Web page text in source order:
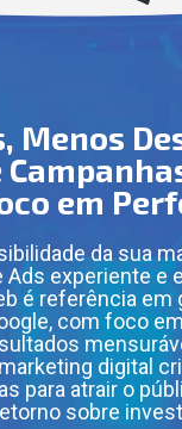
Menos
em
da sua
Ads experiente e
é referência em
com foco
digital
para atrair o
sobre